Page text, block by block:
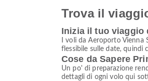
Trova il
Inizia il tuo viaggio
I voli da Aeroporto
flessibile sulle date, quindi
Cose da Sapere
Un po' di preparazione
dettagli di ogni volo qui